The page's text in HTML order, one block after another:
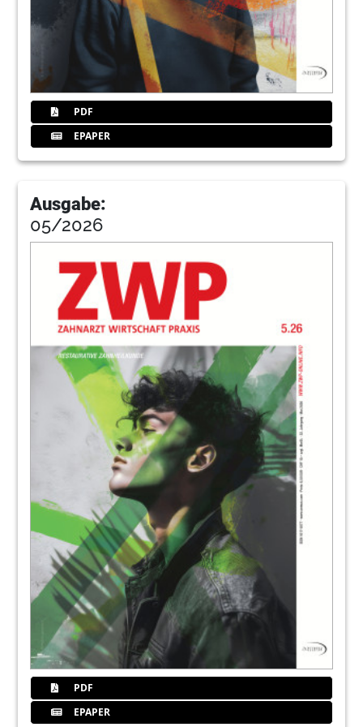
46 Statement: Delegation im Rahmen
systematischer Behandlung von
Parodontopathien
Prof. Dr. Bettina Dannewitz
47dental bauer GmbH & Co. KG
48 Leitlinie zur Parodontitistherapie
„Subgingivale Instrumentierung“
Klinische Behandlungskonzepte bei
schweren Parodontalerkrankungen
Dr. Matthias Becker, Dr. Alexander Müller-Busch,
M.Sc. und Dr. Frederic Kauffmann
Zahnpflege bei Säuglingen, Babys und
Kleinkindern
Sabrina Dogan
Belmont Takara Company Europe GmbH
64Expertentipps zur Behandlung von
Zähnen mit MIH
Olivia Besten
67DGZI - Deutsche Gesellschaft für
Zahnärztliche Implantologie e.V.
Interdentalraumbürsten für effiziente
Biofilmentfernung: Design und
Anwendung
Dr. Thomas Jaeggi und Prof. Dr. Adrian Lussi
Fokus: Dentalwelt
PDF
EPAPER
Ausgabe:
05/2026
PDF
EPAPER